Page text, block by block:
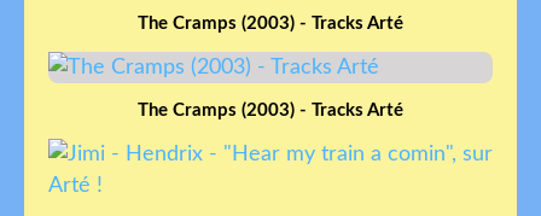
The Cramps (2003) - Tracks Arté
The Cramps (2003) - Tracks Arté